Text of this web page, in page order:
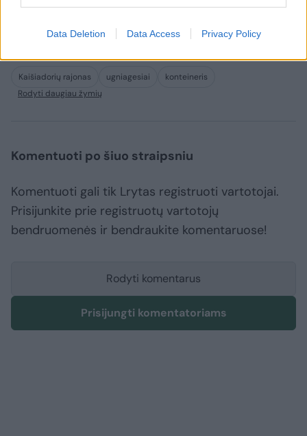
Data Deletion Data Access Privacy Policy
specialiųjų kietųjų neštuvų, saugiai iškeltas iš
duobės ir perduotas medikams.
Kaišiadorių rajonas ugniagesiai
konteineris
Rodyti daugiau žymių
Komentuoti po šiuo straipsniu
Komentuoti gali tik Lrytas registruoti vartotojai.
Prisijunkite prie registruotų vartotojų
bendruomenės ir bendraukite komentaruose!
Rodyti komentarus
Prisijungti komentatoriams